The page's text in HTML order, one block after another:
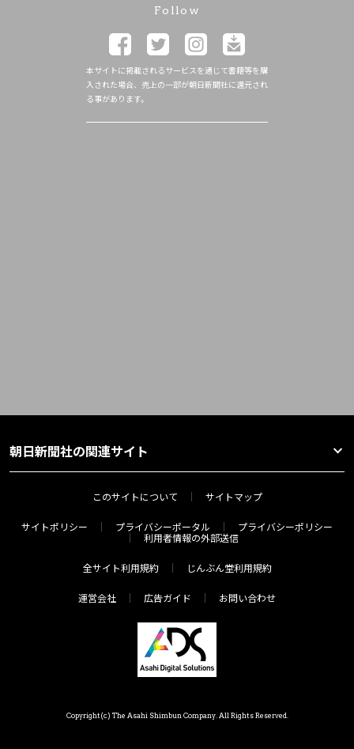
Follow
本サイトに掲載されるサービスを通じて書籍等を購
入された場合、売上の一部が朝日新聞社に還元され
る事があります。
朝日新聞社の関連サイト
このサイトについて サイトマップ
サイトポリシー プライバシーポータル
プライバシーポリシー
利用者情報の外部送信
全サイト利用規約 じんぶん堂利用規約
運営会社 広告ガイド お問い合わせ
Copyright(c) The Asahi Shimbun Company. All Rights Reserved.